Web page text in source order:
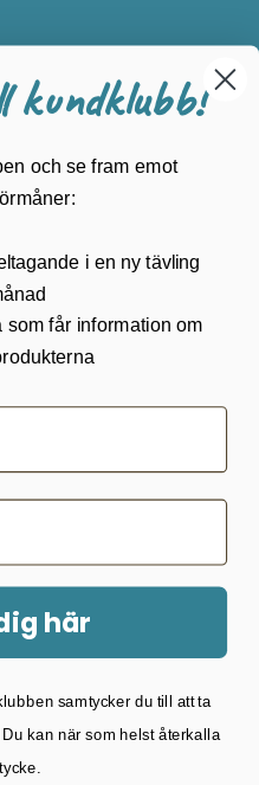
DK43080725
kundklubb!
och se fram emot
i en ny tävling
som får information om
här
samtycker du till att ta
kan när som helst återkalla